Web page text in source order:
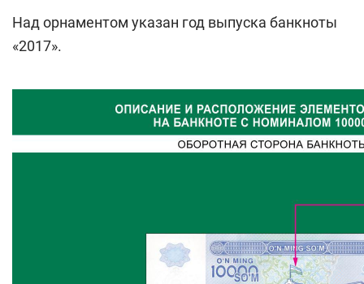
Над орнаментом указан год выпуска банкноты
«2017».